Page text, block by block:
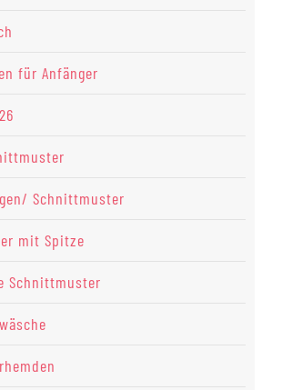
für Anfänger
Schnittmuster
mit Spitze
Schnittmuster